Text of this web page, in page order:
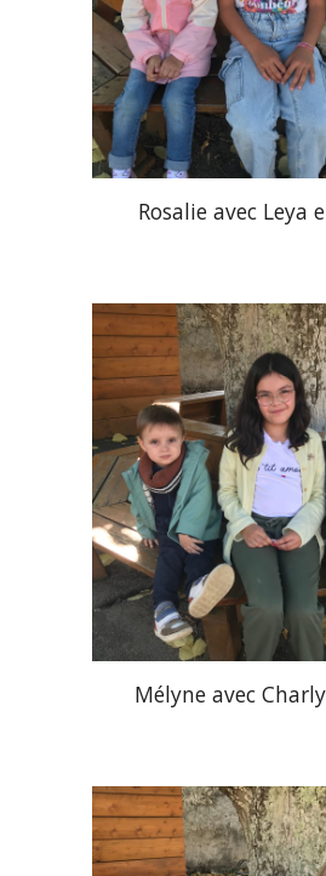
Rosalie avec Leya
Mélyne avec